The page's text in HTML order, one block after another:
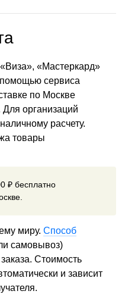
«Мастеркард»
сервиса
по Москве
организаций
расчету.
товары
₽ бесплатно
миру. Способ
самовывоз)
Стоимость
и зависит